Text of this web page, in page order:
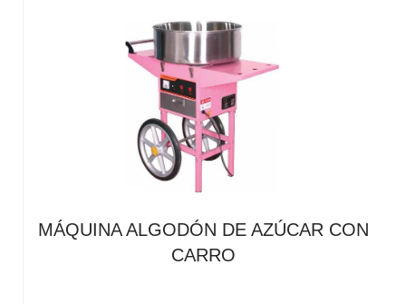
MÁQUINA ALGODÓN DE AZÚCAR CON
CARRO